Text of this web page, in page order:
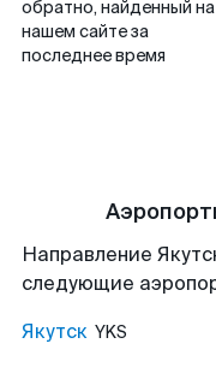
обратно, найденный на
нашем сайте за
последнее время
Направление
следующие
Якутск YKS